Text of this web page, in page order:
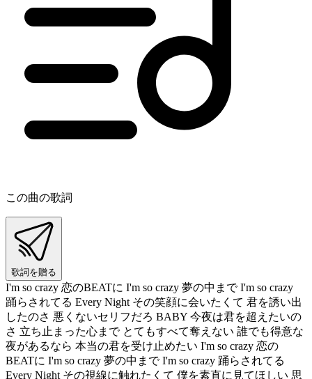
この曲の歌詞
歌詞を贈る
I'm so crazy 恋のBEATに I'm so crazy 夢の中まで I'm so crazy
踊らされてる Every Night その笑顔に会いたくて 君を誘い出
したのさ 悪くないセリフだろ BABY 今夜は君を超えたいの
さ 立ち止まった心まで とてもすべて奪えない 誰でも得意な
夜があるなら 本当の君を受け止めたい I'm so crazy 恋の
BEATに I'm so crazy 夢の中まで I'm so crazy 踊らされてる
Every Night その視線に触れたくて 僕を素直に見てほしい 思